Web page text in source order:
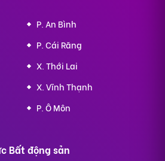
P. An Bình
P. Cái Răng
X. Thới Lai
X. Vĩnh Thạnh
P. Ô Môn
Bất động sản